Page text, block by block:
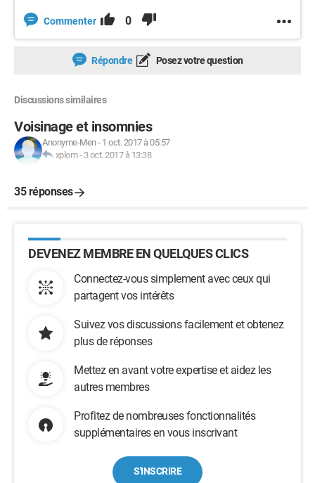
Commenter 0
Répondre Posez votre question
Discussions similaires
Voisinage et insomnies
Anonyme-Men- 1 oct. 2017 à 05:57
xplom- 3 oct. 2017 à 13:38
35 réponses
DEVENEZ MEMBRE EN QUELQUES CLICS
Connectez-vous simplement avec ceux qui
partagent vos intérêts
Suivez vos discussions facilement et obtenez
plus de réponses
Mettez en avant votre expertise et aidez les
autres membres
Profitez de nombreuses fonctionnalités
supplémentaires en vous inscrivant
S'INSCRIRE